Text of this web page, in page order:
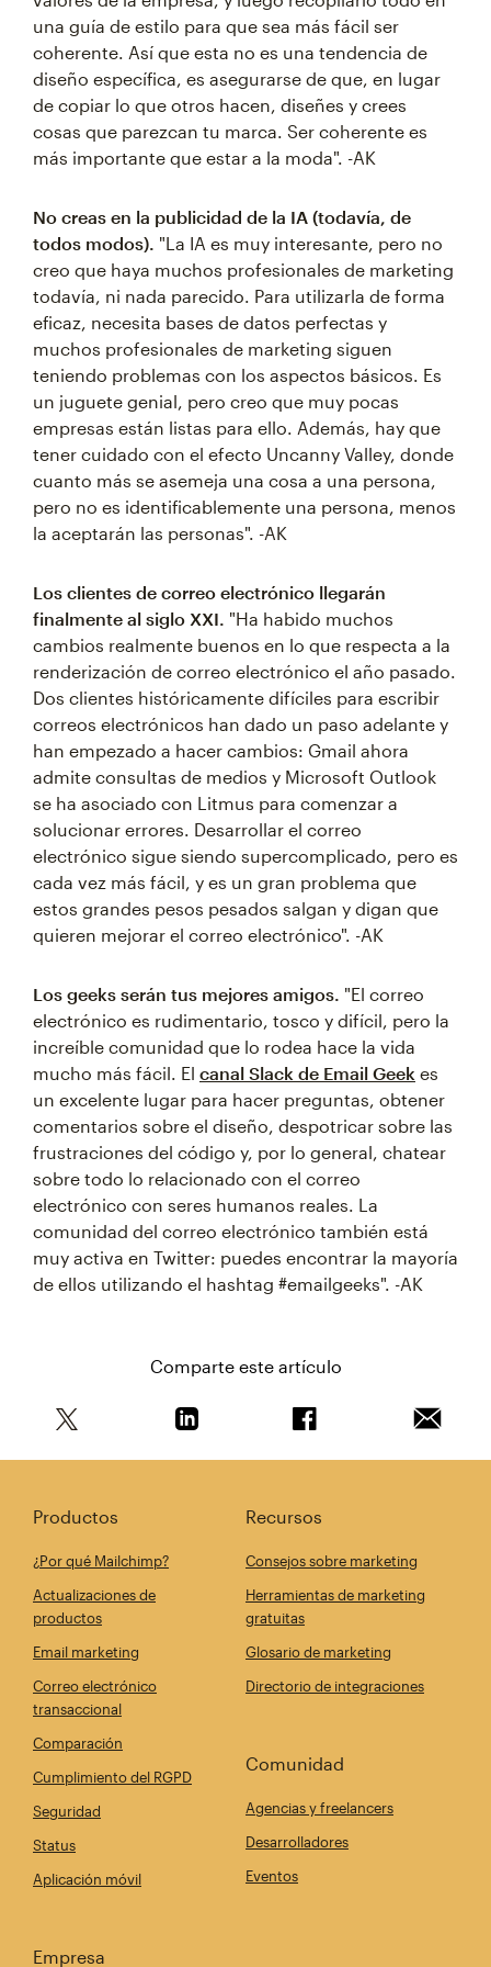
una guía de estilo para que sea más fácil ser
coherente. Así que esta no es una tendencia de
diseño específica, es asegurarse de que, en lugar
de copiar lo que otros hacen, diseñes y crees
cosas que parezcan tu marca. Ser coherente es
más importante que estar a la moda". -AK
No creas en la publicidad de la IA (todavía, de
todos modos). "La IA es muy interesante, pero no
creo que haya muchos profesionales de marketing
todavía, ni nada parecido. Para utilizarla de forma
eficaz, necesita bases de datos perfectas y
muchos profesionales de marketing siguen
teniendo problemas con los aspectos básicos. Es
un juguete genial, pero creo que muy pocas
empresas están listas para ello. Además, hay que
tener cuidado con el efecto Uncanny Valley, donde
cuanto más se asemeja una cosa a una persona,
pero no es identificablemente una persona, menos
la aceptarán las personas". -AK
Los clientes de correo electrónico llegarán
finalmente al siglo XXI. "Ha habido muchos
cambios realmente buenos en lo que respecta a la
renderización de correo electrónico el año pasado.
Dos clientes históricamente difíciles para escribir
correos electrónicos han dado un paso adelante y
han empezado a hacer cambios: Gmail ahora
admite consultas de medios y Microsoft Outlook
se ha asociado con Litmus para comenzar a
solucionar errores. Desarrollar el correo
electrónico sigue siendo supercomplicado, pero es
cada vez más fácil, y es un gran problema que
estos grandes pesos pesados salgan y digan que
quieren mejorar el correo electrónico". -AK
Los geeks serán tus mejores amigos. "El correo
electrónico es rudimentario, tosco y difícil, pero la
increíble comunidad que lo rodea hace la vida
mucho más fácil. El canal Slack de Email Geek es
un excelente lugar para hacer preguntas, obtener
comentarios sobre el diseño, despotricar sobre las
frustraciones del código y, por lo general, chatear
sobre todo lo relacionado con el correo
electrónico con seres humanos reales. La
comunidad del correo electrónico también está
muy activa en Twitter: puedes encontrar la mayoría
de ellos utilizando el hashtag #emailgeeks". -AK
Comparte este artículo
Productos
¿Por qué Mailchimp?
Actualizaciones de
productos
Email marketing
Correo electrónico
transaccional
Comparación
Cumplimiento del RGPD
Seguridad
Status
Aplicación móvil
Recursos
Consejos sobre marketing
Herramientas de marketing
gratuitas
Glosario de marketing
Directorio de integraciones
Comunidad
Agencias y freelancers
Desarrolladores
Eventos
Empresa